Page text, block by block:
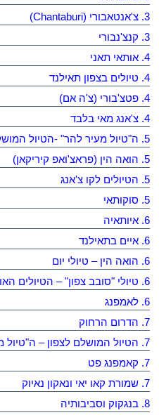
3. צ'אנטאבורי (Chantaburi)
3. קנצ'נבורי
4. אותאי תאני
4. טיולים בצפון תאילנד
4. פטצ'בורי (צ'ה אם)
4. צ'אנג מאי בלבד
5. ה"טיול מעיר להר" -הטיול המושלם לצפון
5. הואה הין (פראצ'ואפ קיריקאן)
5. הטיולים לקו צ'אנג
5. סוקותאי
6. איותאיה
6. איים בתאילנד
6. הואה הין – טיולי יום
6. טיולי "סובב צפון" – הטיולים האולטימטיביים בצפון תאילנד
6. לאמפנג
7. הדרום הרחוק
7. הטיול המושלם לצפון – ה"טיול מעיר להר"
7. קאמפנג פט
7. שמורת קאו יאי ונאקון נאיוק
8. בנגקוק וסביבותיה